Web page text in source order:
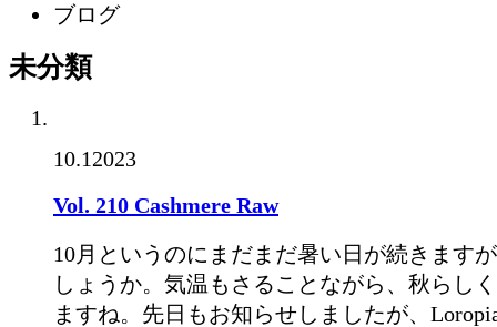
ブログ
未分類
10.12023
Vol. 210 Cashmere Raw
10月というのにまだまだ暑い日が続きます
しょうか。気温もさることながら、秋らし
ますね。先日もお知らせしましたが、